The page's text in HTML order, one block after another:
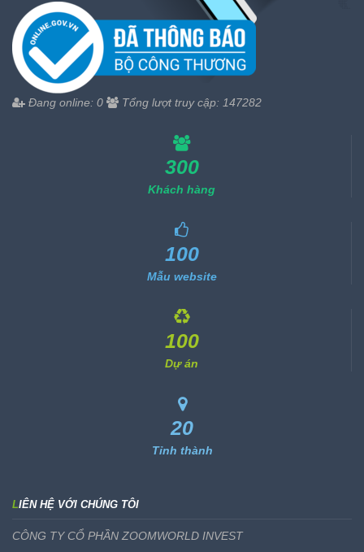
Đang online: 0 Tổng lượt truy cập: 147282
300
Khách hàng
100
Mẫu website
100
Dự án
20
Tỉnh thành
LIÊN HỆ VỚI CHÚNG TÔI
CÔNG TY CỔ PHẦN ZOOMWORLD INVEST